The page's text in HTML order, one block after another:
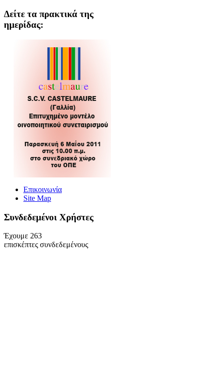
Δείτε τα πρακτικά της
ημερίδας:
Επικοινωνία
Site Map
Συνδεδεμένοι Xρήστες
Έχουμε 263
επισκέπτες συνδεδεμένους